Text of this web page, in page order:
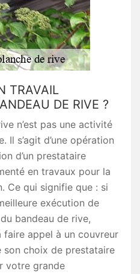
TRAVAIL
DE RIVE ?
n’est pas une activité
s’agit d’une opération
d’un prestataire
en travaux pour la
Ce qui signifie que : si
exécution de
bandeau de rive,
faire appel à un couvreur
son choix de prestataire
votre grande